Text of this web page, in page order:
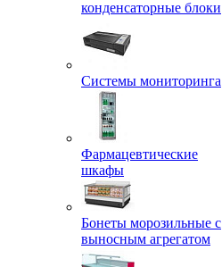
конденсаторные блоки
Системы мониторинга
Фармацевтические
шкафы
Бонеты морозильные с
выносным агрегатом